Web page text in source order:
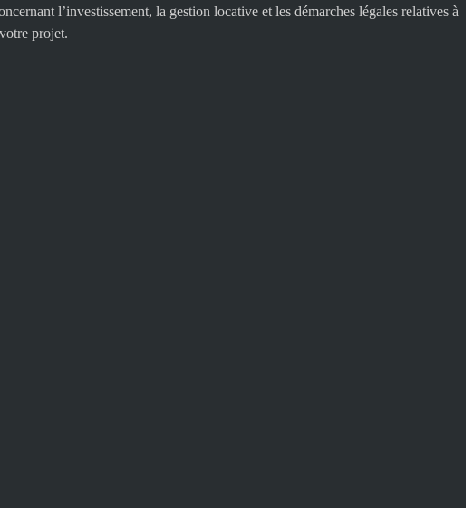
l’investissement, la gestion locative et les démarches légales relatives à
projet.